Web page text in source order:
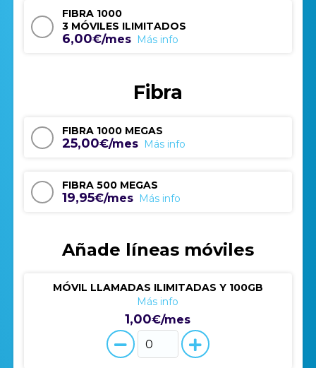
FIBRA 1000
3 MÓVILES ILIMITADOS
6,00€/mes Más info
Fibra
FIBRA 1000 MEGAS
25,00€/mes Más info
FIBRA 500 MEGAS
19,95€/mes Más info
Añade líneas móviles
MÓVIL LLAMADAS ILIMITADAS Y 100GB
Más info
1,00€/mes